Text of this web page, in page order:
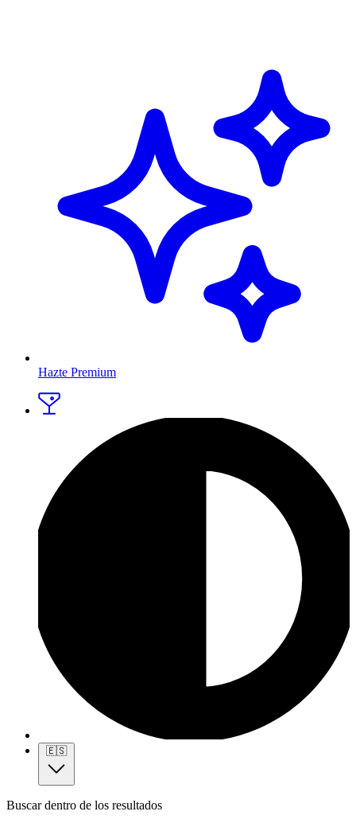
Hazte Premium
🇪🇸
Buscar dentro de los resultados